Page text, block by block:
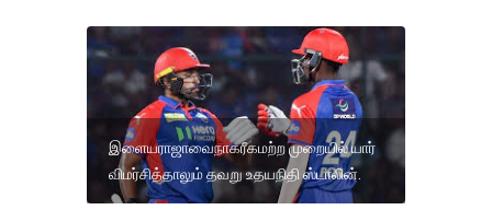
இளையராஜாவைநாகரீகமற்ற முறையில் யார்
விமர்சித்தாலும் தவறு உதயநிதி ஸ்டாலின்.